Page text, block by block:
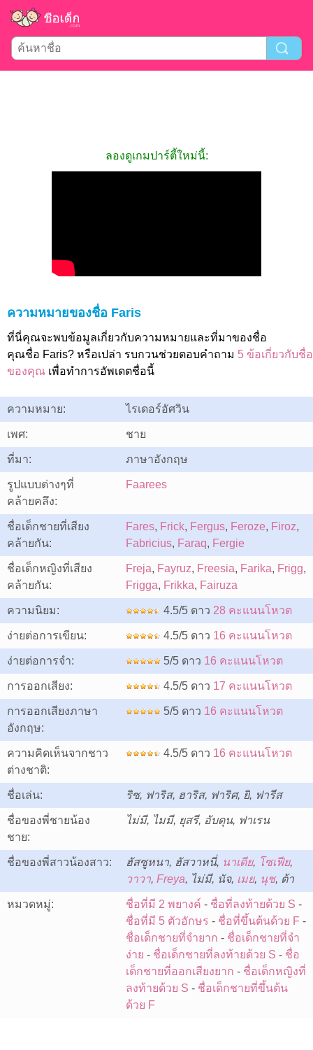
ลองดูเกมปาร์ตี้ใหม่นี้:
ความหมายของชื่อ Faris
ที่นี่คุณจะพบข้อมูลเกี่ยวกับความหมายและที่มาของชื่อ
คุณชื่อ Faris? หรือเปล่า รบกวนช่วยตอบคำถาม 5 ข้อเกี่ยวกับชื่อ
ของคุณ เพื่อทำการอัพเดตชื่อนี้
ความหมาย: ไรเดอร์อัศวิน
เพศ: ชาย
ที่มา: ภาษาอังกฤษ
รูปแบบต่างๆที่
คล้ายคลึง:
Faarees
ชื่อเด็กชายที่เสียง
คล้ายกัน:
Fares, Frick, Fergus, Feroze, Firoz,
Fabricius, Faraq, Fergie
ชื่อเด็กหญิงที่เสียง
คล้ายกัน:
Freja, Fayruz, Freesia, Farika, Frigg,
Frigga, Frikka, Fairuza
ความนิยม: 4.5/5 ดาว 28 คะแนนโหวต
ง่ายต่อการเขียน: 4.5/5 ดาว 16 คะแนนโหวต
ง่ายต่อการจำ: 5/5 ดาว 16 คะแนนโหวต
การออกเสียง: 4.5/5 ดาว 17 คะแนนโหวต
การออกเสียงภาษา
อังกฤษ:
5/5 ดาว 16 คะแนนโหวต
ความคิดเห็นจากชาว
ต่างชาติ:
4.5/5 ดาว 16 คะแนนโหวต
ชื่อเล่น: ริซ, ฟาริส, ฮาริส, ฟาริศ, ยิ, ฟารีส
ชื่อของพี่ชายน้อง
ชาย:
ไม่มี, ไมมี, ยุสรี, อับดุน, ฟาเรน
ชื่อของพี่สาวน้องสาว: ฮัสซูหนา, ฮัสวาหนี่, นาเดีย, โซเฟีย,
วาวา, Freya, ไม่มี, นัจ, เมย, นุช, ต้า
หมวดหมู่: ชื่อที่มี 2 พยางค์ - ชื่อที่ลงท้ายด้วย S -
ชื่อที่มี 5 ตัวอักษร - ชื่อที่ขึ้นต้นด้วย F -
ชื่อเด็กชายที่จำยาก - ชื่อเด็กชายที่จำ
ง่าย - ชื่อเด็กชายที่ลงท้ายด้วย S - ชื่อ
เด็กชายที่ออกเสียงยาก - ชื่อเด็กหญิงที่
ลงท้ายด้วย S - ชื่อเด็กชายที่ขึ้นต้น
ด้วย F